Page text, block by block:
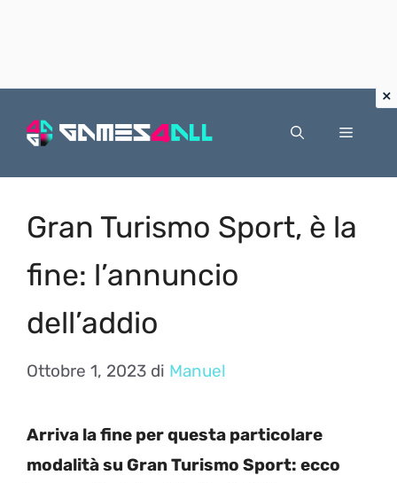
Menu
Gran Turismo Sport, è la
fine: l’annuncio
dell’addio
Ottobre 1, 2023 di Manuel
Arriva la fine per questa particolare
modalità su Gran Turismo Sport: ecco